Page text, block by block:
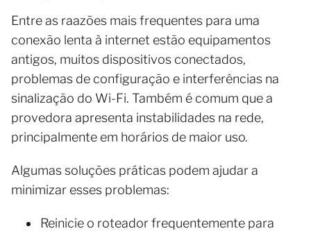
Entre as raazões mais frequentes para uma
conexão lenta à internet estão equipamentos
antigos, muitos dispositivos conectados,
problemas de configuração e interferências na
sinalização do Wi-Fi. Também é comum que a
provedora apresenta instabilidades na rede,
principalmente em horários de maior uso.
Algumas soluções práticas podem ajudar a
minimizar esses problemas:
Reinicie o roteador frequentemente para